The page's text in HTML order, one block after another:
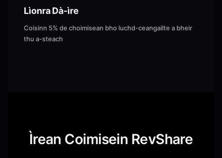
Lìonra Dà-ìre
Coisinn 5% de choimisean bho luchd-ceangailte a bheir
thu a-steach
Ìrean Coimisein RevShare